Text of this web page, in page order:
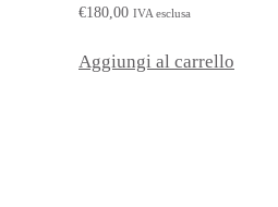
€180,00 IVA esclusa
Aggiungi al carrello